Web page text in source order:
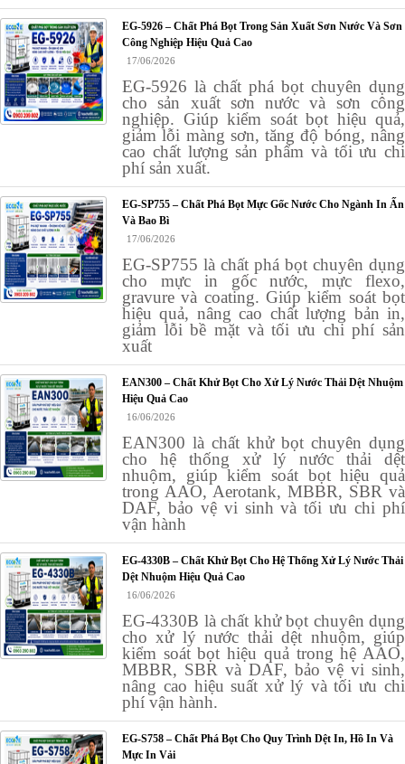
EG-5926 – Chất Phá Bọt Trong Sản Xuất Sơn Nước Và Sơn
Công Nghiệp Hiệu Quả Cao
17/06/2026
EG-5926 là chất phá bọt chuyên dụng
cho sản xuất sơn nước và sơn công
nghiệp. Giúp kiểm soát bọt hiệu quả,
giảm lỗi màng sơn, tăng độ bóng, nâng
cao chất lượng sản phẩm và tối ưu chi
phí sản xuất.
EG-SP755 – Chất Phá Bọt Mực Gốc Nước Cho Ngành In Ấn
Và Bao Bì
17/06/2026
EG-SP755 là chất phá bọt chuyên dụng
cho mực in gốc nước, mực flexo,
gravure và coating. Giúp kiểm soát bọt
hiệu quả, nâng cao chất lượng bản in,
giảm lỗi bề mặt và tối ưu chi phí sản
xuất
EAN300 – Chất Khử Bọt Cho Xử Lý Nước Thải Dệt Nhuộm
Hiệu Quả Cao
16/06/2026
EAN300 là chất khử bọt chuyên dụng
cho hệ thống xử lý nước thải dệt
nhuộm, giúp kiểm soát bọt hiệu quả
trong AAO, Aerotank, MBBR, SBR và
DAF, bảo vệ vi sinh và tối ưu chi phí
vận hành
EG-4330B – Chất Khử Bọt Cho Hệ Thống Xử Lý Nước Thải
Dệt Nhuộm Hiệu Quả Cao
16/06/2026
EG-4330B là chất khử bọt chuyên dụng
cho xử lý nước thải dệt nhuộm, giúp
kiểm soát bọt hiệu quả trong hệ AAO,
MBBR, SBR và DAF, bảo vệ vi sinh,
nâng cao hiệu suất xử lý và tối ưu chi
phí vận hành.
EG-S758 – Chất Phá Bọt Cho Quy Trình Dệt In, Hồ In Và
Mực In Vải